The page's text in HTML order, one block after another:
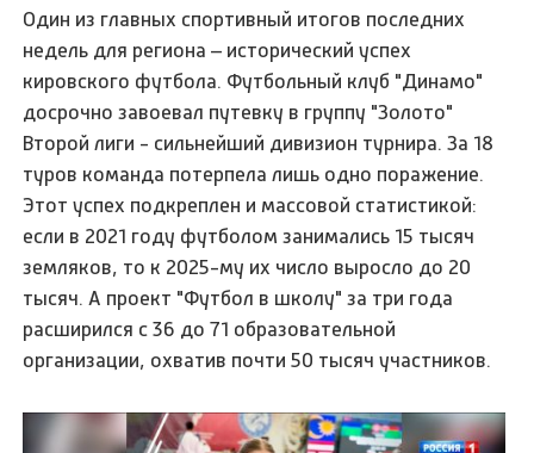
Один из главных спортивный итогов последних
недель для региона – исторический успех
кировского футбола. Футбольный клуб "Динамо"
досрочно завоевал путевку в группу "Золото"
Второй лиги - сильнейший дивизион турнира. За 18
туров команда потерпела лишь одно поражение.
Этот успех подкреплен и массовой статистикой:
если в 2021 году футболом занимались 15 тысяч
земляков, то к 2025-му их число выросло до 20
тысяч. А проект "Футбол в школу" за три года
расширился с 36 до 71 образовательной
организации, охватив почти 50 тысяч участников.